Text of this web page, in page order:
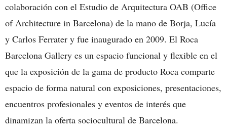
colaboración con el Estudio de Arquitectura OAB (Office
of Architecture in Barcelona) de la mano de Borja, Lucía
y Carlos Ferrater y fue inaugurado en 2009. El Roca
Barcelona Gallery es un espacio funcional y flexible en el
que la exposición de la gama de producto Roca comparte
espacio de forma natural con exposiciones, presentaciones,
encuentros profesionales y eventos de interés que
dinamizan la oferta sociocultural de Barcelona.